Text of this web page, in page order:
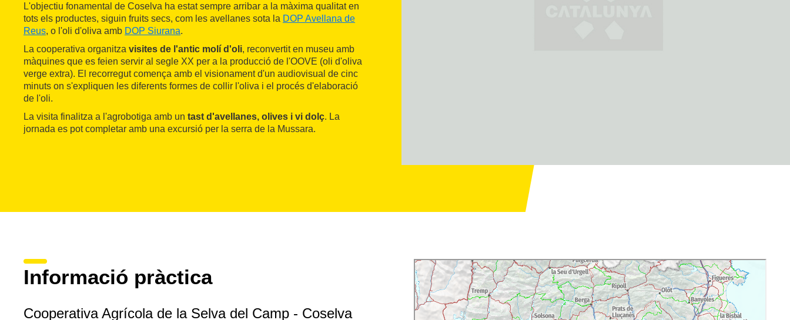
L'objectiu fonamental de Coselva ha estat sempre arribar a la màxima qualitat en
tots els productes, siguin fruits secs, com les avellanes sota la DOP Avellana de
Reus, o l'oli d'oliva amb DOP Siurana.
La cooperativa organitza visites de l'antic molí d'oli, reconvertit en museu amb
màquines que es feien servir al segle XX per a la producció de l'OOVE (oli d'oliva
verge extra). El recorregut comença amb el visionament d'un audiovisual de cinc
minuts on s'expliquen les diferents formes de collir l'oliva i el procés d'elaboració
de l'oli.
La visita finalitza a l'agrobotiga amb un tast d'avellanes, olives i vi dolç. La
jornada es pot completar amb una excursió per la serra de la Mussara.
Informació pràctica
Cooperativa Agrícola de la Selva del Camp - Coselva